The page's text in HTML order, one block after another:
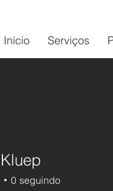
Início Serviços
0 seguindo